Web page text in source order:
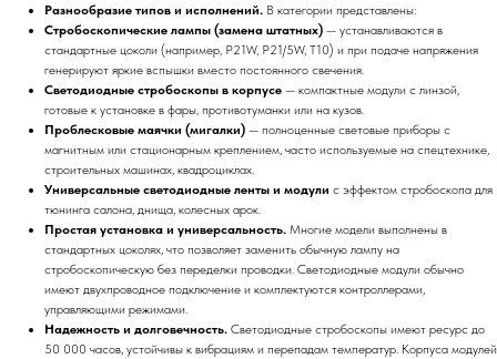
Разнообразие типов и исполнений. В категории представлены:
Стробоскопические лампы (замена штатных) — устанавливаются в
стандартные цоколи (например, P21W, P21/5W, T10) и при подаче напряжения
генерируют яркие вспышки вместо постоянного свечения.
Светодиодные стробоскопы в корпусе — компактные модули с линзой,
готовые к установке в фары, противотуманки или на кузов.
Проблесковые маячки (мигалки) — полноценные световые приборы с
магнитным или стационарным креплением, часто используемые на спецтехнике,
строительных машинах, квадроциклах.
Универсальные светодиодные ленты и модули с эффектом стробоскопа для
тюнинга салона, днища, колесных арок.
Простая установка и универсальность. Многие модели выполнены в
стандартных цоколях, что позволяет заменить обычную лампу на
стробоскопическую без переделки проводки. Светодиодные модули обычно
имеют двухпроводное подключение и комплектуются контроллерами,
управляющими режимами.
Надежность и долговечность. Светодиодные стробоскопы имеют ресурс до
50 000 часов, устойчивы к вибрациям и перепадам температур. Корпуса модулей